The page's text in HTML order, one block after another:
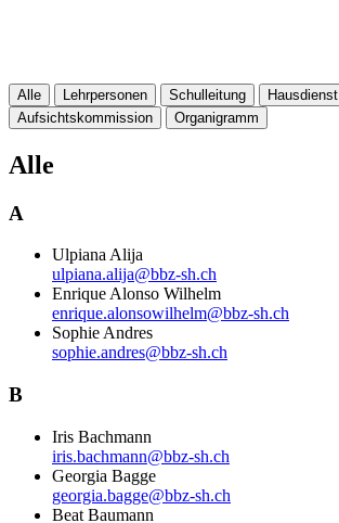
Alle Lehrpersonen Schulleitung
Hausdienst
Aufsichtskommission
Organigramm
Alle
A
Ulpiana Alija
ulpiana.alija@bbz-sh.ch
Enrique Alonso Wilhelm
enrique.alonsowilhelm@bbz-sh.ch
Sophie Andres
sophie.andres@bbz-sh.ch
B
Iris Bachmann
iris.bachmann@bbz-sh.ch
Georgia Bagge
georgia.bagge@bbz-sh.ch
Beat Baumann